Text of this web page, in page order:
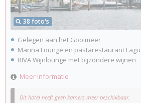
Dit hotel heeft geen kamers meer beschikbaar.
38 foto's
Gelegen aan het Gooimeer
Marina Lounge en
RIVA Wijnlounge met bijzondere wijnen
Meer informatie